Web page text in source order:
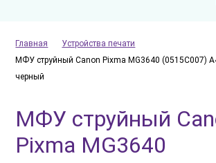
Главная
Устройства печати
МФУ струйный Canon Pixma MG3640 (0515C007)
черный
МФУ струйный
Pixma MG3640